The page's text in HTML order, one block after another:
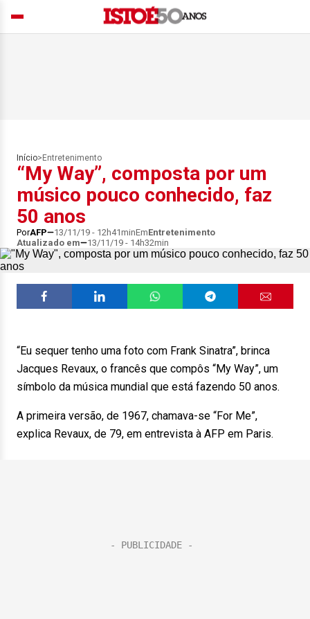
Início> Entretenimento
“My Way”, composta por um
músico pouco conhecido, faz
50 anos
PorAFP 13/11/19 - 12h41minEmEntretenimento
Atualizado em
13/11/19 - 14h32min
“Eu sequer tenho uma foto com Frank Sinatra”, brinca
Jacques Revaux, o francês que compôs “My Way”, um
símbolo da música mundial que está fazendo 50 anos.
A primeira versão, de 1967, chamava-se “For Me”,
explica Revaux, de 79, em entrevista à AFP em Paris.